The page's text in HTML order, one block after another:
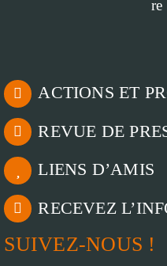
ACTIONS ET
REVUE DE
LIENS D’AMIS
RECEVEZ
SUIVEZ-NOUS !